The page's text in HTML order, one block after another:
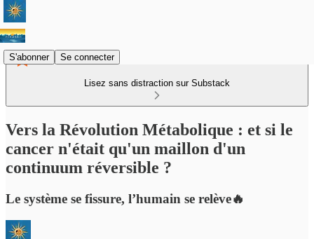
S'abonner Se connecter
Lisez sans distraction sur Substack
Vers la Révolution Métabolique : et si le
cancer n'était qu'un maillon d'un
continuum réversible ?
Le système se fissure, l’humain se relève🔥